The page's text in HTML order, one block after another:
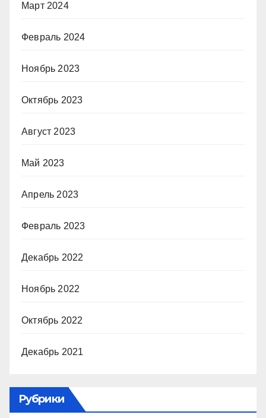
Март 2024
Февраль 2024
Ноябрь 2023
Октябрь 2023
Август 2023
Май 2023
Апрель 2023
Февраль 2023
Декабрь 2022
Ноябрь 2022
Октябрь 2022
Декабрь 2021
Рубрики